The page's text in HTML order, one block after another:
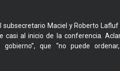
subsecretario Maciel y Roberto
casi al inicio de la conferencia.
que “no puede